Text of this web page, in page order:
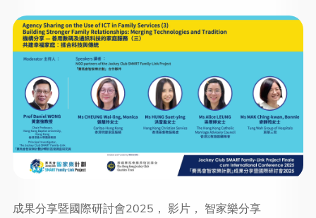
成果分享暨國際研討會2025， 影片， 智家樂分享